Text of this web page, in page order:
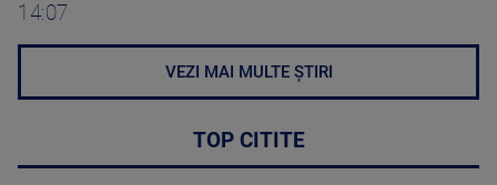
14:07
VEZI MAI MULTE ȘTIRI
TOP CITITE